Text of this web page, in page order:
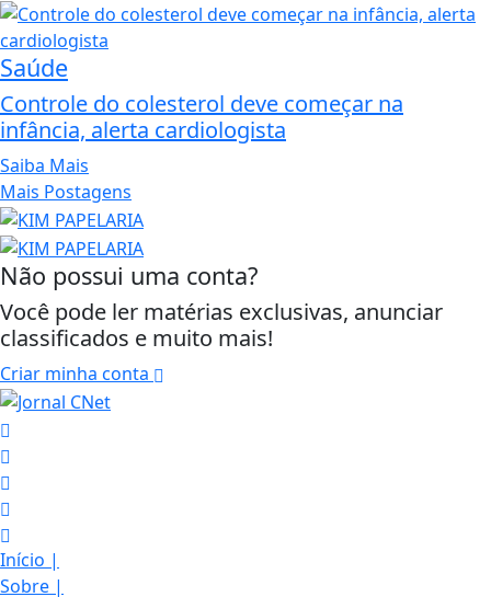
Saúde
Controle do colesterol deve começar na
infância, alerta cardiologista
Saiba Mais
Mais Postagens
Não possui uma conta?
Você pode ler matérias exclusivas, anunciar
classificados e muito mais!
Criar minha conta
Início |
Sobre |